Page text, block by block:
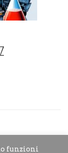
funzioni